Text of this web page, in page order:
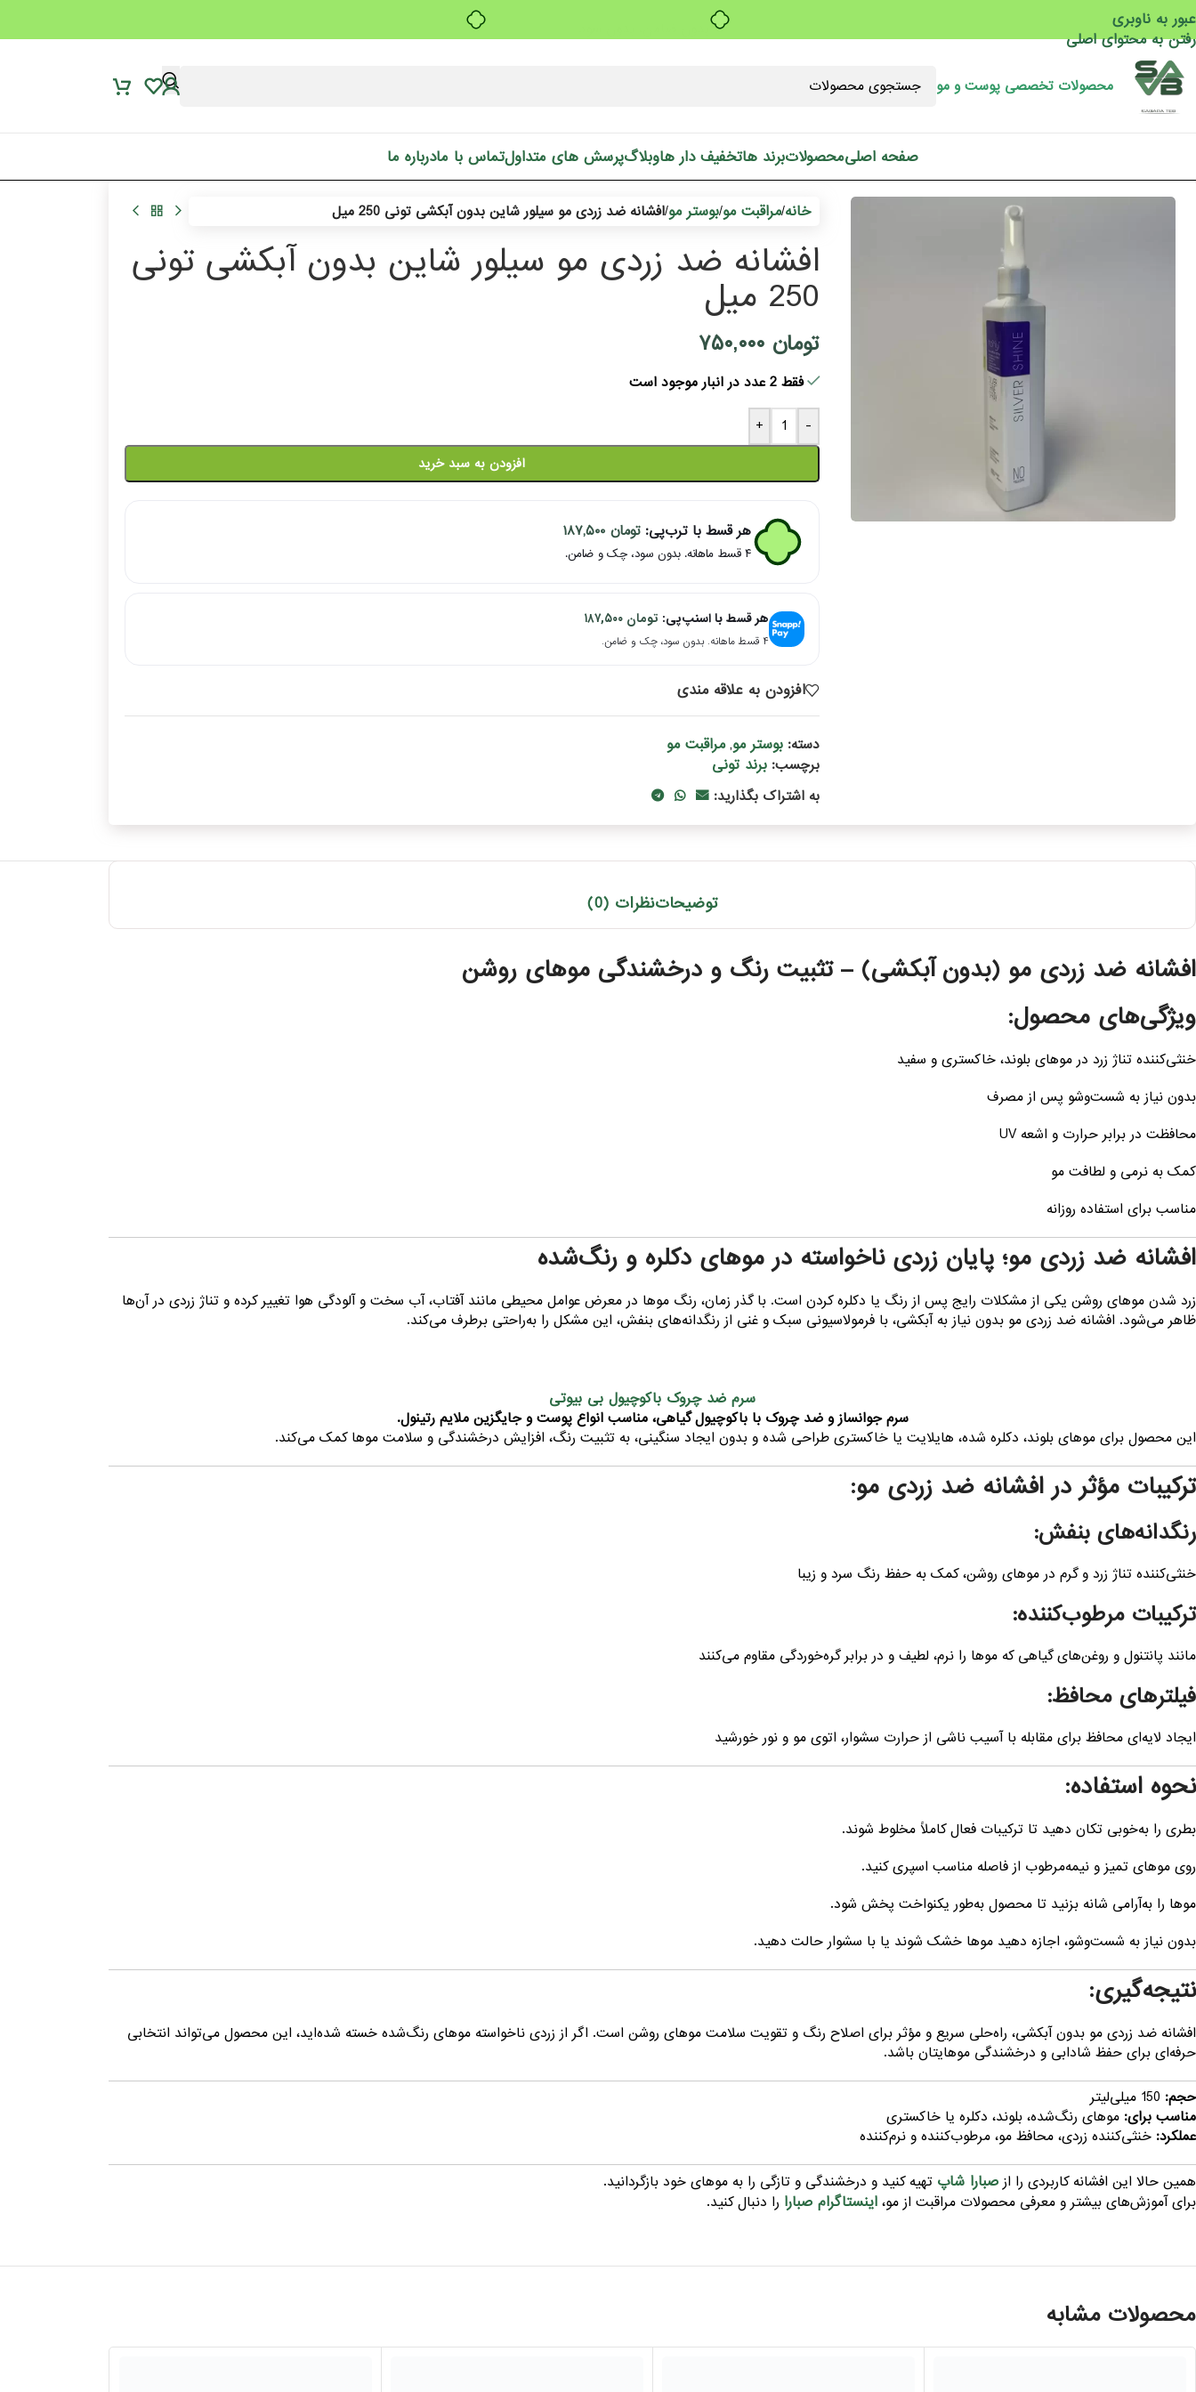
عبور به ناوبری
رفتن به محتوای اصلی
محصولات تخصصی پوست و مو
صفحه اصلیمحصولاتبرند هاتخفیف دار هاوبلاگپرسش های متداولتماس با مادرباره ما
خانه/مراقبت مو/بوستر مو/افشانه ضد زردی مو سیلور شاین بدون آبکشی تونی 250 میل
افشانه ضد زردی مو سیلور شاین بدون آبکشی تونی
250 میل
تومان ۷۵۰,۰۰۰
فقط 2 عدد در انبار موجود است
-
+
افزودن به سبد خرید
هر قسط با ترب‌پی:تومان ۱۸۷,۵۰۰
۴ قسط ماهانه. بدون سود، چک و ضامن.
هر قسط با اسنپ‌پی: تومان ۱۸۷,۵۰۰
۴ قسط ماهانه. بدون سود، چک و ضامن.
افزودن به علاقه مندی
دسته: بوستر مو, مراقبت مو
برچسب: برند تونی
به اشتراک بگذارید:
توضیحاتنظرات (0)
افشانه ضد زردی مو (بدون آبکشی) – تثبیت رنگ و درخشندگی موهای روشن
ویژگی‌های محصول:
خنثی‌کننده تناژ زرد در موهای بلوند، خاکستری و سفید
بدون نیاز به شست‌وشو پس از مصرف
محافظت در برابر حرارت و اشعه UV
کمک به نرمی و لطافت مو
مناسب برای استفاده روزانه
افشانه ضد زردی مو؛ پایان زردی ناخواسته در موهای دکلره و رنگ‌شده
زرد شدن موهای روشن یکی از مشکلات رایج پس از رنگ یا دکلره کردن است. با گذر زمان، رنگ موها در معرض عوامل محیطی مانند آفتاب، آب سخت و آلودگی هوا تغییر کرده و تناژ زردی در آن‌ها
ظاهر می‌شود. افشانه ضد زردی مو بدون نیاز به آبکشی، با فرمولاسیونی سبک و غنی از رنگدانه‌های بنفش، این مشکل را به‌راحتی برطرف می‌کند.
سرم ضد چروک باکوچیول بی بیوتی
سرم جوانساز و ضد چروک با باکوچیول گیاهی، مناسب انواع پوست و جایگزین ملایم رتینول.
این محصول برای موهای بلوند، دکلره شده، هایلایت یا خاکستری طراحی شده و بدون ایجاد سنگینی، به تثبیت رنگ، افزایش درخشندگی و سلامت موها کمک می‌کند.
ترکیبات مؤثر در افشانه ضد زردی مو:
رنگدانه‌های بنفش:
خنثی‌کننده تناژ زرد و گرم در موهای روشن، کمک به حفظ رنگ سرد و زیبا
ترکیبات مرطوب‌کننده:
مانند پانتنول و روغن‌های گیاهی که موها را نرم، لطیف و در برابر گره‌خوردگی مقاوم می‌کنند
فیلترهای محافظ:
ایجاد لایه‌ای محافظ برای مقابله با آسیب ناشی از حرارت سشوار، اتوی مو و نور خورشید
نحوه استفاده:
بطری را به‌خوبی تکان دهید تا ترکیبات فعال کاملاً مخلوط شوند.
روی موهای تمیز و نیمه‌مرطوب از فاصله مناسب اسپری کنید.
موها را به‌آرامی شانه بزنید تا محصول به‌طور یکنواخت پخش شود.
بدون نیاز به شست‌وشو، اجازه دهید موها خشک شوند یا با سشوار حالت دهید.
نتیجه‌گیری:
افشانه ضد زردی مو بدون آبکشی، راه‌حلی سریع و مؤثر برای اصلاح رنگ و تقویت سلامت موهای روشن است. اگر از زردی ناخواسته موهای رنگ‌شده خسته شده‌اید، این محصول می‌تواند انتخابی
حرفه‌ای برای حفظ شادابی و درخشندگی موهایتان باشد.
حجم:
مناسب برای: موهای رنگ‌شده، بلوند، دکلره یا خاکستری
عملکرد: خنثی‌کننده زردی، محافظ مو، مرطوب‌کننده و نرم‌کننده
همین حالا این افشانه کاربردی را از صبارا شاپ تهیه کنید و درخشندگی و تازگی را به موهای خود بازگردانید.
برای آموزش‌های بیشتر و معرفی محصولات مراقبت از مو، اینستاگرام صبارا را دنبال کنید.
محصولات مشابه